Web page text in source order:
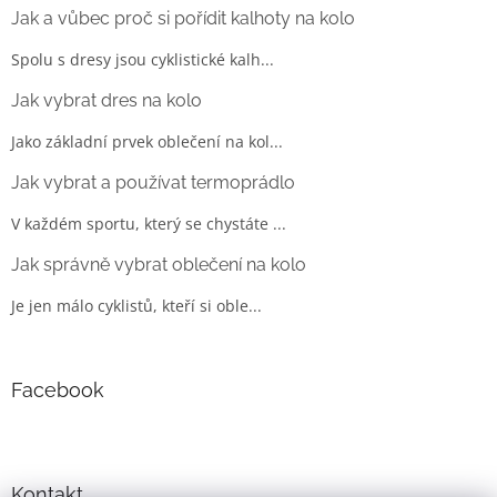
Jak a vůbec proč si pořídit kalhoty na kolo
Spolu s dresy jsou cyklistické kalh...
Jak vybrat dres na kolo
Jako základní prvek oblečení na kol...
Jak vybrat a používat termoprádlo
V každém sportu, který se chystáte ...
Jak správně vybrat oblečení na kolo
Je jen málo cyklistů, kteří si oble...
Facebook